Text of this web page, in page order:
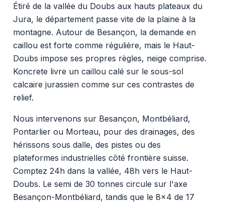
Étiré de la vallée du Doubs aux hauts plateaux du
Jura, le département passe vite de la plaine à la
montagne. Autour de Besançon, la demande en
caillou est forte comme régulière, mais le Haut-
Doubs impose ses propres règles, neige comprise.
Koncrete livre un caillou calé sur le sous-sol
calcaire jurassien comme sur ces contrastes de
relief.
Nous intervenons sur Besançon, Montbéliard,
Pontarlier ou Morteau, pour des drainages, des
hérissons sous dalle, des pistes ou des
plateformes industrielles côté frontière suisse.
Comptez 24h dans la vallée, 48h vers le Haut-
Doubs. Le semi de 30 tonnes circule sur l'axe
Besançon-Montbéliard, tandis que le 8x4 de 17